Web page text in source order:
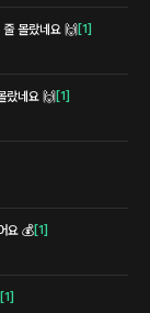
몰랐네요 🙌 [1]
랐네요 🙌 [1]
요 💰[1]
[1]